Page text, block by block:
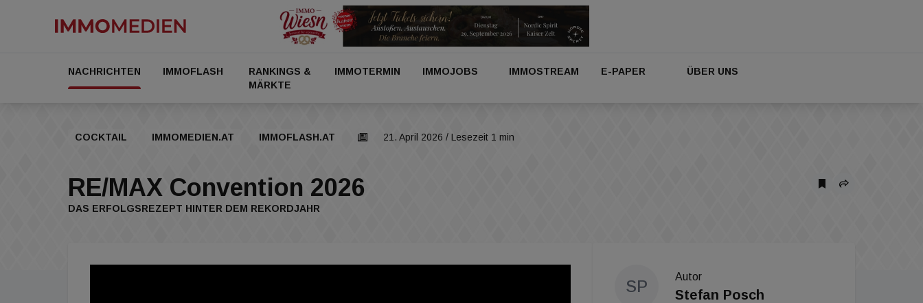
NACHRICHTEN IMMOFLASH
RANKINGS &
MÄRKTE
IMMOTERMIN IMMOJOBS IMMOSTREAM E-PAPER ÜBER UNS
COCKTAIL IMMOMEDIEN.AT IMMOFLASH.AT 21. April 2026 / Lesezeit 1 min
RE/MAX Convention 2026
DAS ERFOLGSREZEPT HINTER DEM REKORDJAHR
SP
Autor
Stefan Posch